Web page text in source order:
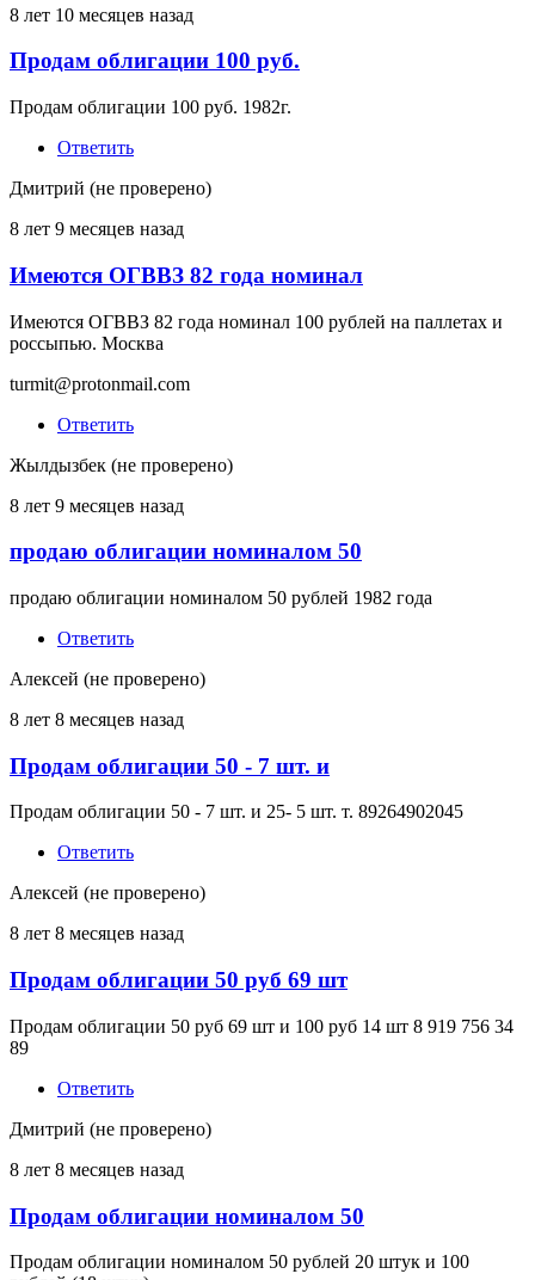
8 лет 10 месяцев назад
Продам облигации 100 руб.
Продам облигации 100 руб. 1982г.
Ответить
Дмитрий (не проверено)
8 лет 9 месяцев назад
Имеются ОГВВЗ 82 года номинал
Имеются ОГВВЗ 82 года номинал 100 рублей на паллетах и
россыпью. Москва
turmit@protonmail.com
Ответить
Жылдызбек (не проверено)
8 лет 9 месяцев назад
продаю облигации номиналом 50
продаю облигации номиналом 50 рублей 1982 года
Ответить
Алексей (не проверено)
8 лет 8 месяцев назад
Продам облигации 50 - 7 шт. и
Продам облигации 50 - 7 шт. и 25- 5 шт. т. 89264902045
Ответить
Алексей (не проверено)
8 лет 8 месяцев назад
Продам облигации 50 руб 69 шт
Продам облигации 50 руб 69 шт и 100 руб 14 шт 8 919 756 34
89
Ответить
Дмитрий (не проверено)
8 лет 8 месяцев назад
Продам облигации номиналом 50
Продам облигации номиналом 50 рублей 20 штук и 100